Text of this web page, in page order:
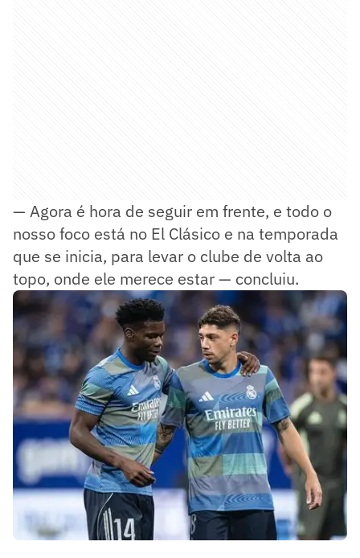
— Agora é hora de seguir em frente, e todo o
nosso foco está no El Clásico e na temporada
que se inicia, para levar o clube de volta ao
topo, onde ele merece estar — concluiu.